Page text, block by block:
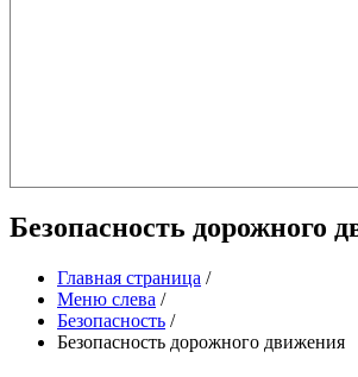
Безопасность дорожного
Главная страница /
Меню слева /
Безопасность /
Безопасность дорожного движения